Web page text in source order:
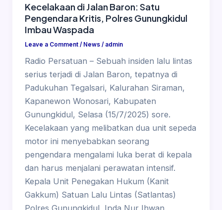
Kecelakaan di Jalan Baron: Satu
Pengendara Kritis, Polres Gunungkidul
Imbau Waspada
Leave a Comment / News/ admin
Radio Persatuan – Sebuah insiden lalu lintas
serius terjadi di Jalan Baron, tepatnya di
Padukuhan Tegalsari, Kalurahan Siraman,
Kapanewon Wonosari, Kabupaten
Gunungkidul, Selasa (15/7/2025) sore.
Kecelakaan yang melibatkan dua unit sepeda
motor ini menyebabkan seorang
pengendara mengalami luka berat di kepala
dan harus menjalani perawatan intensif.
Kepala Unit Penegakan Hukum (Kanit
Gakkum) Satuan Lalu Lintas (Satlantas)